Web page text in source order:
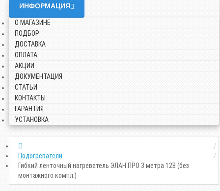
ИНФОРМАЦИЯ
О МАГАЗИНЕ
ПОДБОР
ДОСТАВКА
ОПЛАТА
АКЦИИ
ДОКУМЕНТАЦИЯ
СТАТЬИ
КОНТАКТЫ
ГАРАНТИЯ
УСТАНОВКА
Подогреватели
Гибкий ленточный нагреватель ЭЛАН ПРО 3 метра 12В (без
монтажного компл.)